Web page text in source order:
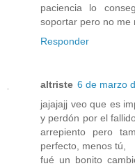
paciencia lo
soportar pero no me
Responder
altriste 6 de marzo
jajajajj veo que es
y perdón por el
arrepiento pero
perfecto, menos tú,
fué un bonito